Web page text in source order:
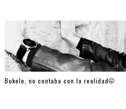
Bukele, no contaba con la realidad🤭